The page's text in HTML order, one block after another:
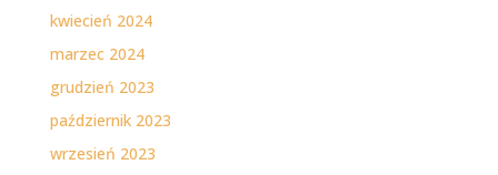
kwiecień 2024
marzec 2024
grudzień 2023
październik 2023
wrzesień 2023